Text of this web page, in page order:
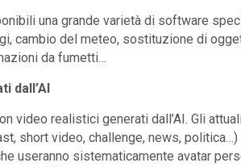
una grande varietà di software
cambio del meteo, sostituzione di
da fumetti…
dall’AI
video realistici generati dall’AI. Gli
short video, challenge, news, politica…)
useranno sistematicamente avatar